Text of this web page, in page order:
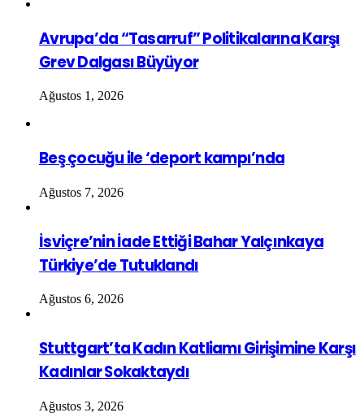
Avrupa’da “Tasarruf” Politikalarına Karşı
Grev Dalgası Büyüyor
Ağustos 1, 2026
Beş çocuğu ile ‘deport kampı’nda
Ağustos 7, 2026
İsviçre’nin İade Ettiği Bahar Yalçınkaya
Türkiye’de Tutuklandı
Ağustos 6, 2026
Stuttgart’ta Kadın Katliamı Girişimine Karşı
Kadınlar Sokaktaydı
Ağustos 3, 2026